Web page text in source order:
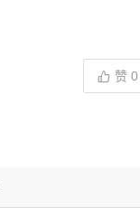
赞 0